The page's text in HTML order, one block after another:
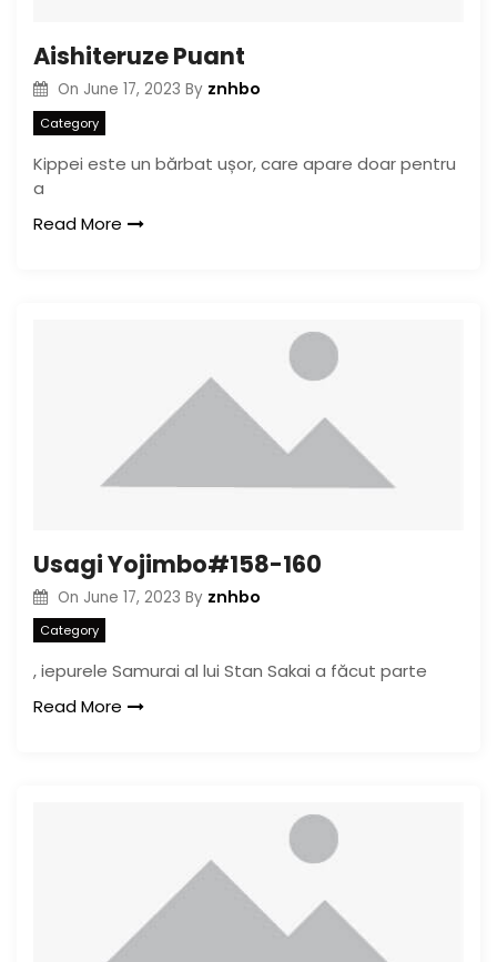
Aishiteruze Puant
On June 17, 2023 By znhbo
Category
Kippei este un bărbat ușor, care apare doar pentru
a
Read More
Usagi Yojimbo#158-160
On June 17, 2023 By znhbo
Category
, iepurele Samurai al lui Stan Sakai a făcut parte
Read More